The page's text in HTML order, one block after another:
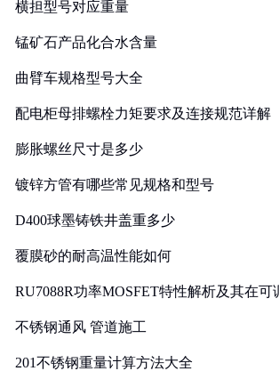
横担型号对应重量
锰矿石产品化合水含量
曲臂车规格型号大全
配电柜母排螺栓力矩要求及连接规范详解
膨胀螺丝尺寸是多少
镀锌方管有哪些常见规格和型号
D400球墨铸铁井盖重多少
覆膜砂的耐高温性能如何
RU7088R功率MOSFET特性解析及其在可
不锈钢通风 管道施工
201不锈钢重量计算方法大全